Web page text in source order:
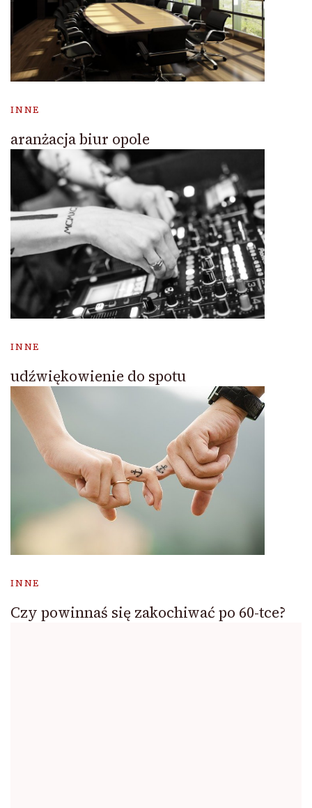
INNE
aranżacja biur opole
INNE
udźwiękowienie do spotu
INNE
Czy powinnaś się zakochiwać po 60-tce?